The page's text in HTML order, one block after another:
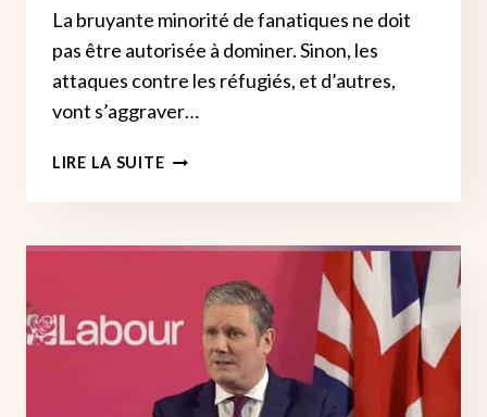
La bruyante minorité de fanatiques ne doit
pas être autorisée à dominer. Sinon, les
attaques contre les réfugiés, et d’autres,
vont s’aggraver…
LIRE LA SUITERÉSISTEZ
LA
DES
CONSERVATEURS
CONTRE
LES
MIGRANTS